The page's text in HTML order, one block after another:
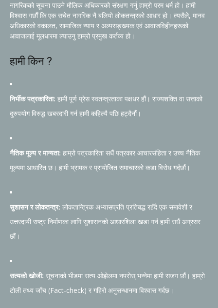
नागरिकको सूचना पाउने मौलिक अधिकारको संरक्षण गर्नु हाम्रो परम धर्म हो। हामी
विश्वास गर्छौं कि एक सचेत नागरिक नै बलियो लोकतन्त्रको आधार हो। त्यसैले, मानव
अधिकारको वकालत, सामाजिक न्याय र अल्पसङ्ख्यक एवं आवाजविहीनहरूको
आवाजलाई मूलधारमा ल्याउनु हाम्रो प्रमुख कर्तव्य हो।
हामी किन ?
निर्भीक पत्रकारिता: हामी पूर्ण प्रेस स्वतन्त्रताका पक्षधर हौं। राज्यशक्ति वा सत्ताको
दुरुपयोग विरुद्ध खबरदारी गर्न हामी कहिल्यै पछि हट्दैनौं।
नैतिक मूल्य र मान्यता: हाम्रो पत्रकारिता सधैं पत्रकार आचारसंहिता र उच्च नैतिक
मूल्यमा आधारित छ। हामी भ्रामक र प्रायोजित समाचारको कडा विरोध गर्दछौं।
सुशासन र लोकतन्त्र: लोकतान्त्रिक अभ्यासप्रति प्रतिबद्ध रहँदै एक समावेशी र
उत्तरदायी राष्ट्र निर्माणका लागि सुशासनको आधारशिला खडा गर्न हामी सधैं अग्रसर
छौं।
सत्यको खोजी: सूचनाको भीडमा सत्य ओझेलमा नपरोस् भन्नेमा हामी सजग छौं। हाम्रो
टोली तथ्य जाँच (Fact-check) र गहिरो अनुसन्धानमा विश्वास गर्दछ।